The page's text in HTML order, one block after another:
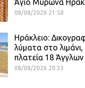
Άγιο Μύρωνα
08/08/2026 21:58
Ηράκλειο:
λύματα στο
πλατεία 18 Άγγλων
08/08/2026 20:33